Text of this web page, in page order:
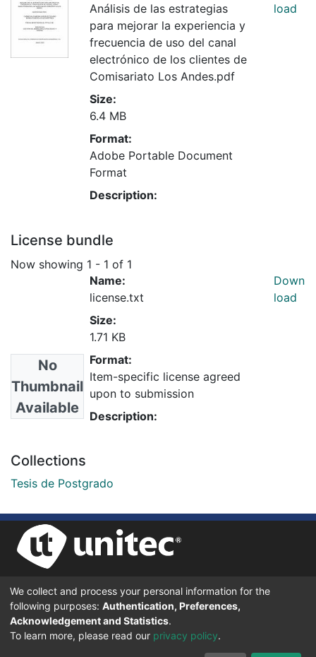
Análisis de las estrategias
para mejorar la experiencia y
frecuencia de uso del canal
electrónico de los clientes de
Comisariato Los Andes.pdf
Size:
6.4 MB
Format:
Adobe Portable Document
Format
Description:
load
License bundle
Now showing 1 - 1 of 1
No
Thumbnail
Available
Name:
license.txt
Size:
1.71 KB
Format:
Item-specific license agreed
upon to submission
Description:
Down
load
Collections
Tesis de Postgrado
UNIVERSIDAD TECNOLÓGICA CENTROAMERICANA UNITEC
BOULEVARD KENNEDY, V-782, FRENTE A RESIDENCIAL HONDURAS.
TEGUCIGALPA, FRANCISCO MORAZÁN, 11101
© 2024 Todos los Derechos Reservados.
We collect and process your personal information for the
following purposes: Authentication, Preferences,
Acknowledgement and Statistics.
To learn more, please read our privacy policy.